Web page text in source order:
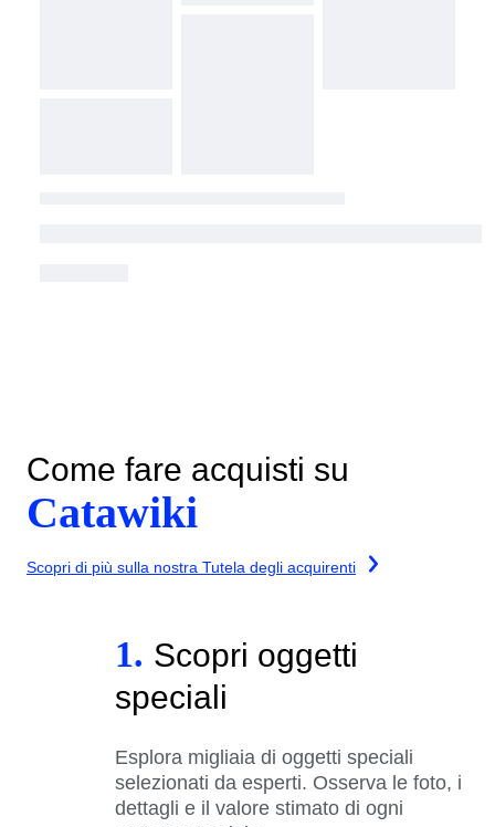
Come fare acquisti su
Catawiki
Scopri di più sulla nostra Tutela degli acquirenti
1. Scopri oggetti
speciali
Esplora migliaia di oggetti speciali
selezionati da esperti. Osserva le foto, i
dettagli e il valore stimato di ogni